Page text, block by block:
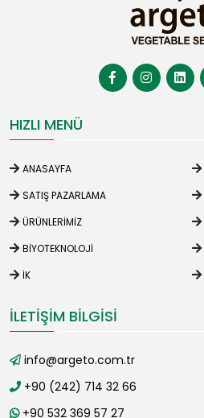
HIZLI MENÜ
ANASAYFA
SATIŞ PAZARLAMA
ÜRÜNLERIMIZ
BIYOTEKNOLOJI
İK
İLETIŞIM BILGISI
info@argeto.com.tr
+90 (242) 714 32 66
+90 532 369 57 27